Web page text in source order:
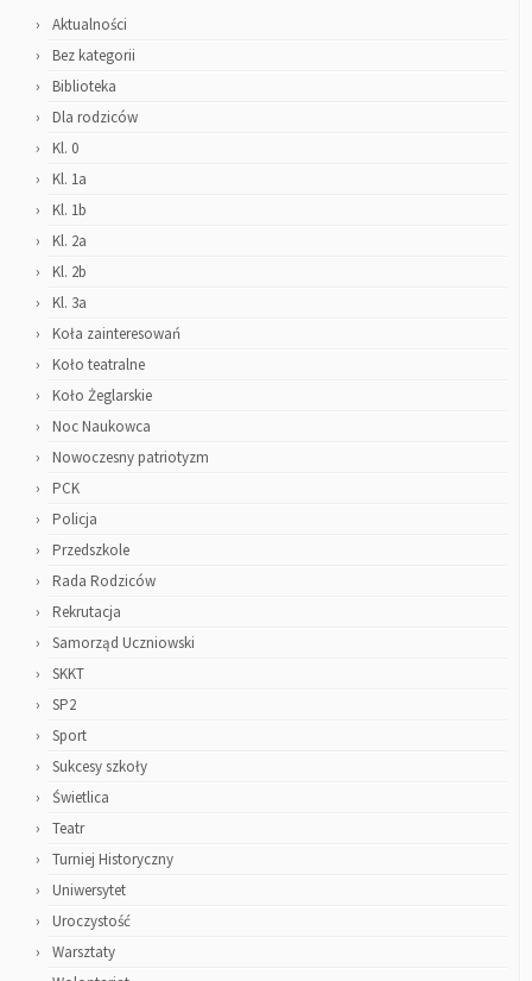
Aktualności
Bez kategorii
Biblioteka
Dla rodziców
Kl. 0
Kl. 1a
Kl. 1b
Kl. 2a
Kl. 2b
Kl. 3a
Koła zainteresowań
Koło teatralne
Koło Żeglarskie
Noc Naukowca
Nowoczesny patriotyzm
PCK
Policja
Przedszkole
Rada Rodziców
Rekrutacja
Samorząd Uczniowski
SKKT
SP2
Sport
Sukcesy szkoły
Świetlica
Teatr
Turniej Historyczny
Uniwersytet
Uroczystość
Warsztaty